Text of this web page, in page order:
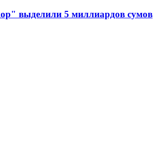
выделили 5 миллиардов сумов